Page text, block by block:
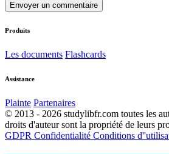
Envoyer un commentaire
Produits
Les documents Flashcards
Assistance
Plainte Partenaires
© 2013 - 2026 studylibfr.com toutes les
droits d'auteur sont la propriété de leurs
GDPR Confidentialité Conditions